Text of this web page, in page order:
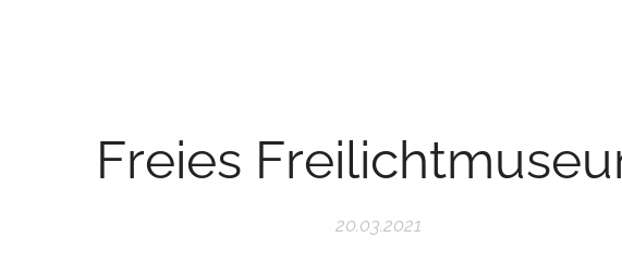
Freies
20.03.2021